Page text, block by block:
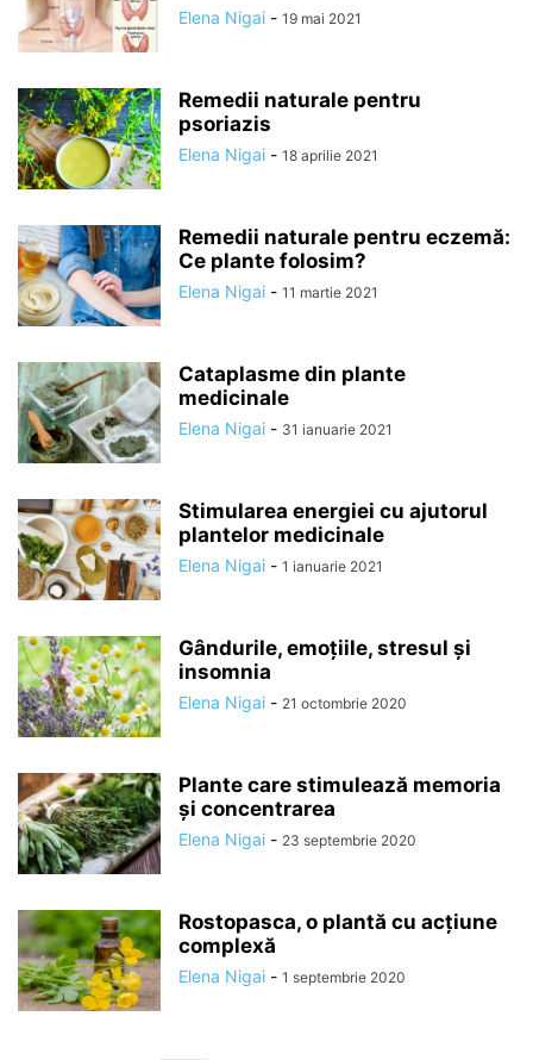
Elena Nigai - 19 mai 2021
Remedii naturale pentru
psoriazis
Elena Nigai - 18 aprilie 2021
Remedii naturale pentru eczemă:
Ce plante folosim?
Elena Nigai - 11 martie 2021
Cataplasme din plante
medicinale
Elena Nigai - 31 ianuarie 2021
Stimularea energiei cu ajutorul
plantelor medicinale
Elena Nigai - 1 ianuarie 2021
Gândurile, emoțiile, stresul și
insomnia
Elena Nigai - 21 octombrie 2020
Plante care stimulează memoria
și concentrarea
Elena Nigai - 23 septembrie 2020
Rostopasca, o plantă cu acțiune
complexă
Elena Nigai - 1 septembrie 2020